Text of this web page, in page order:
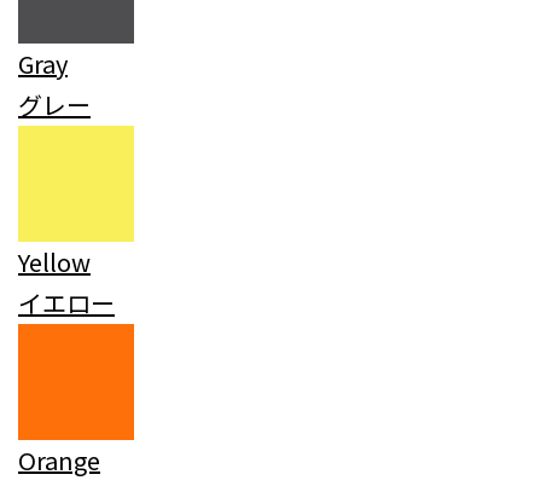
Gray
グレー
Yellow
イエロー
Orange